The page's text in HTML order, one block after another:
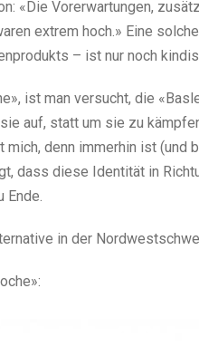
«Die Vorerwartungen,
extrem hoch.» Eine
– ist nur noch
ist man versucht, die
auf, statt um sie zu
mich, denn immerhin ist
dass diese Identität in
Ende.
in der